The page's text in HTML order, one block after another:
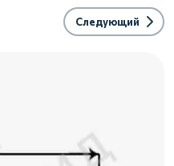
Следующий